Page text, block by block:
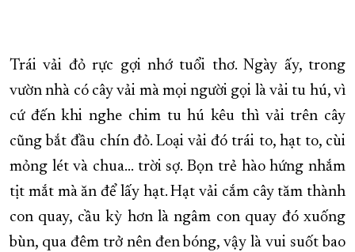
Trái vải đỏ rực gợi nhớ tuổi thơ. Ngày ấy, trong
vườn nhà có cây vải mà mọi người gọi là vải tu hú, vì
cứ đến khi nghe chim tu hú kêu thì vải trên cây
cũng bắt đầu chín đỏ. Loại vải đó trái to, hạt to, cùi
mỏng lét và chua… trời sợ. Bọn trẻ hào hứng nhắm
tịt mắt mà ăn để lấy hạt. Hạt vải cắm cây tăm thành
con quay, cầu kỳ hơn là ngâm con quay đó xuống
bùn, qua đêm trở nên đen bóng, vậy là vui suốt bao